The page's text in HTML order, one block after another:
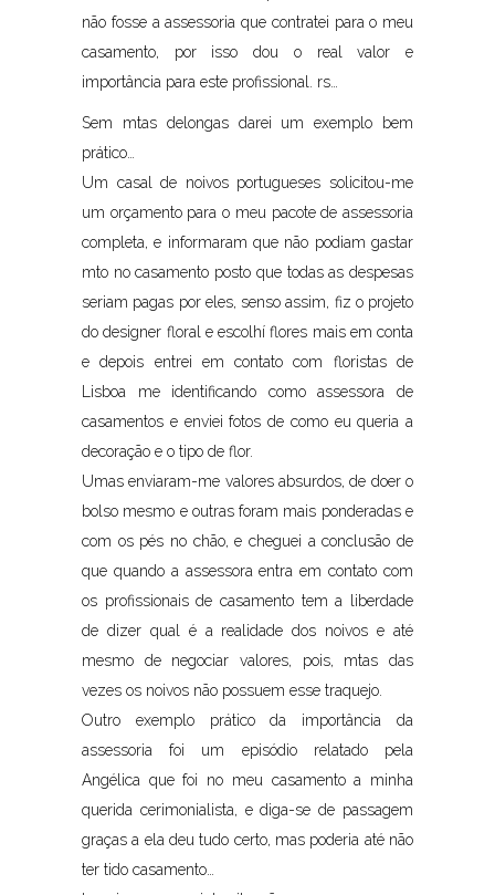
não fosse a assessoria que contratei para o meu
casamento, por isso dou o real valor e
importância para este profissional. rs…
Sem mtas delongas darei um exemplo bem
prático…
Um casal de noivos portugueses solicitou-me
um orçamento para o meu pacote de assessoria
completa, e informaram que não podiam gastar
mto no casamento posto que todas as despesas
seriam pagas por eles, senso assim, fiz o projeto
do designer floral e escolhí flores mais em conta
e depois entrei em contato com floristas de
Lisboa me identificando como assessora de
casamentos e enviei fotos de como eu queria a
decoração e o tipo de flor.
Umas enviaram-me valores absurdos, de doer o
bolso mesmo e outras foram mais ponderadas e
com os pés no chão, e cheguei a conclusão de
que quando a assessora entra em contato com
os profissionais de casamento tem a liberdade
de dizer qual é a realidade dos noivos e até
mesmo de negociar valores, pois, mtas das
vezes os noivos não possuem esse traquejo.
Outro exemplo prático da importância da
assessoria foi um episódio relatado pela
Angélica que foi no meu casamento a minha
querida cerimonialista, e diga-se de passagem
graças a ela deu tudo certo, mas poderia até não
ter tido casamento…